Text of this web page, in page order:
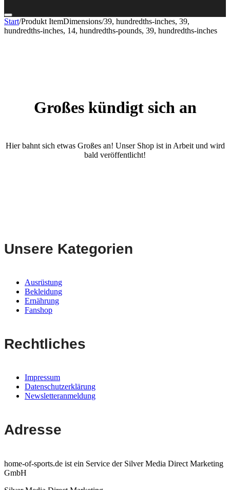
Start/Produkt ItemDimensions/39, hundredths-inches, 39,
hundredths-inches, 14, hundredths-pounds, 39, hundredths-inches
Großes kündigt sich an
Hier bahnt sich etwas Großes an! Unser Shop ist in Arbeit und wird
bald veröffentlicht!
Unsere Kategorien
Ausrüstung
Bekleidung
Ernährung
Fanshop
Rechtliches
Impressum
Datenschutzerklärung
Newsletteranmeldung
Adresse
home-of-sports.de ist ein Service der Silver Media Direct Marketing
GmbH